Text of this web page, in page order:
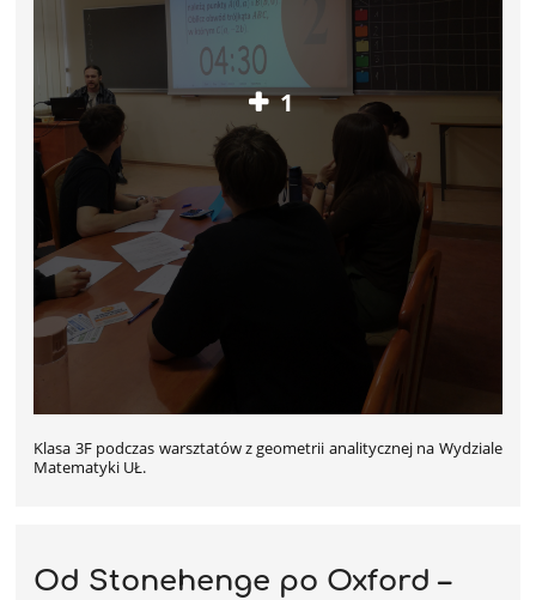
1
Klasa 3F podczas warsztatów z geometrii analitycznej na Wydziale
Matematyki UŁ.
Od Stonehenge po Oxford –